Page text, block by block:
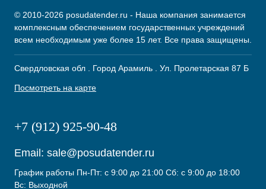
© 2010-2026 posudatender.ru - Наша компания занимается
комплексным обеспечением государственных учреждений
всем необходимым уже более 15 лет. Все права защищены.
Свердловская обл . Город Арамиль . Ул. Пролетарская 87 Б
Посмотреть на карте
+7 (912) 925-90-48
Email: sale@posudatender.ru
График работы Пн-Пт: с 9:00 до 21:00 Сб: с 9:00 до 18:00
Вс: Выходной